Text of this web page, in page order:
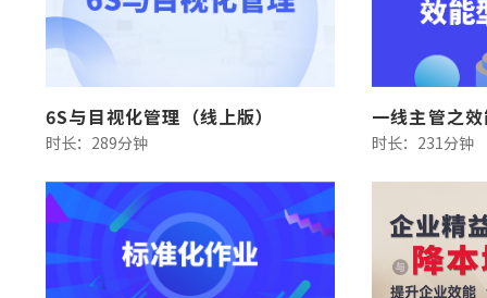
6S与目视化管理（线上版）
时长：289分钟 时长：231分钟